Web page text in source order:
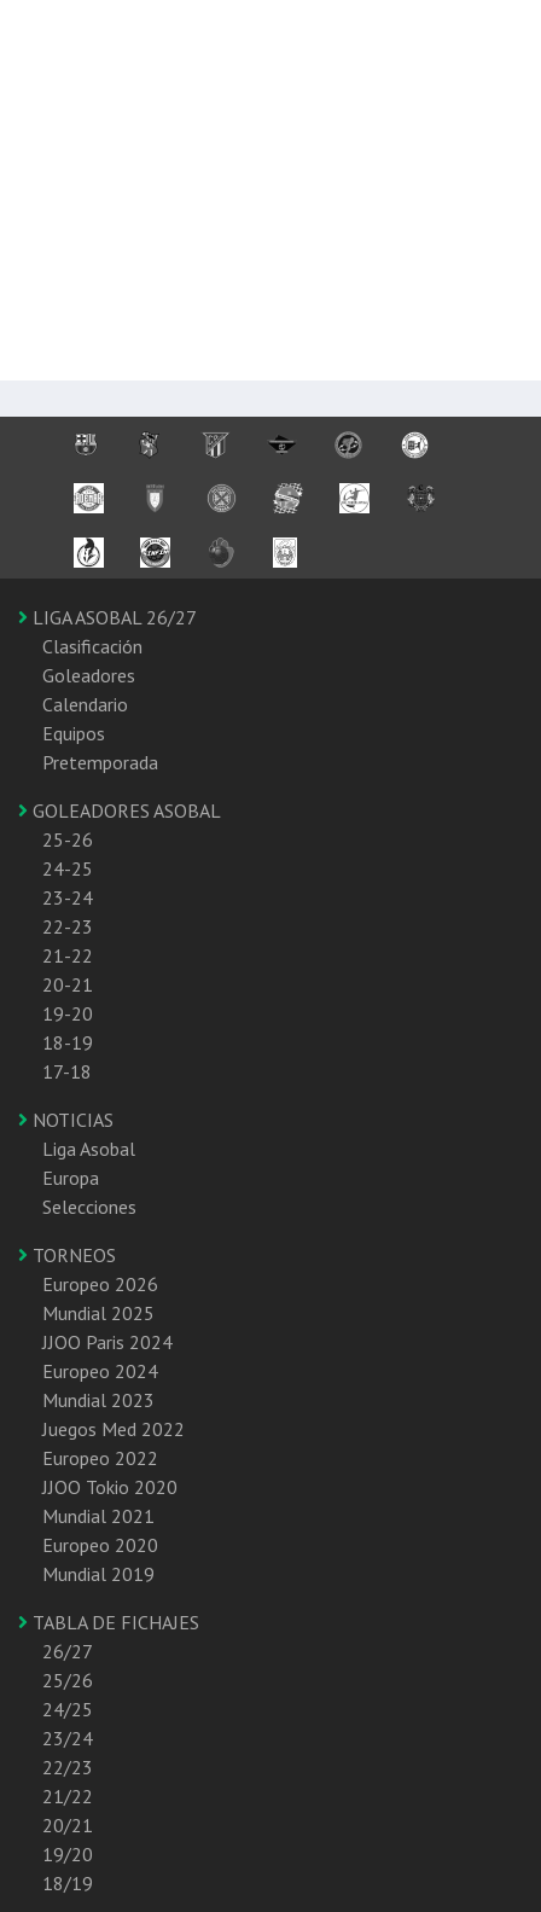
LIGA ASOBAL 26/27
Clasificación
Goleadores
Calendario
Equipos
Pretemporada
GOLEADORES ASOBAL
25-26
24-25
23-24
22-23
21-22
20-21
19-20
18-19
17-18
NOTICIAS
Liga Asobal
Europa
Selecciones
TORNEOS
Europeo 2026
Mundial 2025
JJOO Paris 2024
Europeo 2024
Mundial 2023
Juegos Med 2022
Europeo 2022
JJOO Tokio 2020
Mundial 2021
Europeo 2020
Mundial 2019
TABLA DE FICHAJES
26/27
25/26
24/25
23/24
22/23
21/22
20/21
19/20
18/19